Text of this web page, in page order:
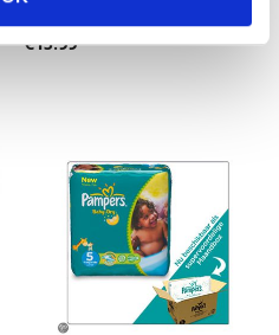
box 74st
€15.99